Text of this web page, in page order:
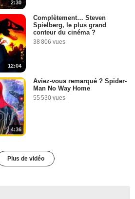
2:30
12:04
Complètement… Steven
Spielberg, le plus grand
conteur du cinéma ?
38 806 vues
4:36
Aviez-vous remarqué ? Spider-
Man No Way Home
55 530 vues
Plus de vidéo